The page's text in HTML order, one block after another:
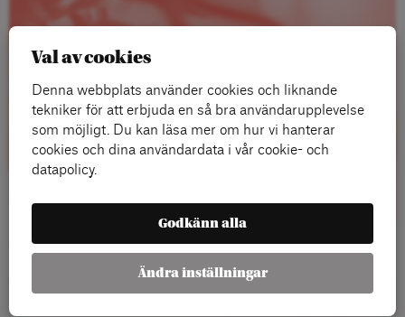
Val av cookies
Denna webbplats använder cookies och liknande
tekniker för att erbjuda en så bra användarupplevelse
som möjligt. Du kan läsa mer om hur vi hanterar
cookies och dina användardata i vår cookie- och
datapolicy.
Godkänn alla
Ändra inställningar